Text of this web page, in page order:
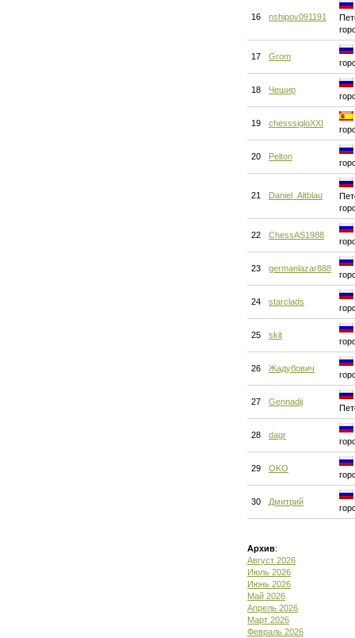
16 nshipov091191
17 Grom
18 Чешир
19 chesssigloXXI
20 Pelton
21 Daniel_Altblau
22 ChessAS1988
23 germanlazar888
24 starclads
25 skit
26 Жадубович
27 Gennadij
28 dagr
29 OKO
30 Дмитрий
Архив:
Август 2026
Июль 2026
Июнь 2026
Май 2026
Апрель 2026
Март 2026
Февраль 2026